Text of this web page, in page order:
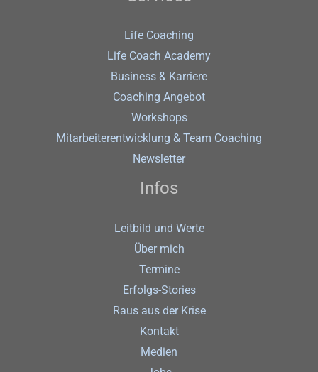
Life Coaching
Life Coach Academy
Business & Karriere
Coaching Angebot
Workshops
Mitarbeiterentwicklung & Team Coaching
Newsletter
Infos
Leitbild und Werte
Über mich
Termine
Erfolgs-Stories
Raus aus der Krise
Kontakt
Medien